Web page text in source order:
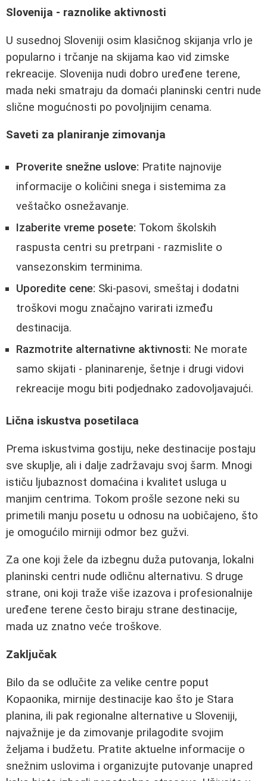
Slovenija - raznolike aktivnosti
U susednoj Sloveniji osim klasičnog skijanja vrlo je
popularno i trčanje na skijama kao vid zimske
rekreacije. Slovenija nudi dobro uređene terene,
mada neki smatraju da domaći planinski centri nude
slične mogućnosti po povoljnijim cenama.
Saveti za planiranje zimovanja
Proverite snežne uslove: Pratite najnovije
informacije o količini snega i sistemima za
veštačko osnežavanje.
Izaberite vreme posete: Tokom školskih
raspusta centri su pretrpani - razmislite o
vansezonskim terminima.
Uporedite cene: Ski-pasovi, smeštaj i dodatni
troškovi mogu značajno varirati između
destinacija.
Razmotrite alternativne aktivnosti: Ne morate
samo skijati - planinarenje, šetnje i drugi vidovi
rekreacije mogu biti podjednako zadovoljavajući.
Lična iskustva posetilaca
Prema iskustvima gostiju, neke destinacije postaju
sve skuplje, ali i dalje zadržavaju svoj šarm. Mnogi
ističu ljubaznost domaćina i kvalitet usluga u
manjim centrima. Tokom prošle sezone neki su
primetili manju posetu u odnosu na uobičajeno, što
je omogućilo mirniji odmor bez gužvi.
Za one koji žele da izbegnu duža putovanja, lokalni
planinski centri nude odličnu alternativu. S druge
strane, oni koji traže više izazova i profesionalnije
uređene terene često biraju strane destinacije,
mada uz znatno veće troškove.
Zaključak
Bilo da se odlučite za velike centre poput
Kopaonika, mirnije destinacije kao što je Stara
planina, ili pak regionalne alternative u Sloveniji,
najvažnije je da zimovanje prilagodite svojim
željama i budžetu. Pratite aktuelne informacije o
snežnim uslovima i organizujte putovanje unapred